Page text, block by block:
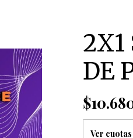
2X1
DE
Ver